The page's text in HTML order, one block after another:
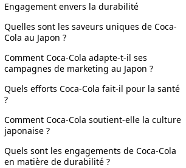
Engagement envers la durabilité
Quelles sont les saveurs uniques de Coca-
Cola au Japon ?
Comment Coca-Cola adapte-t-il ses
campagnes de marketing au Japon ?
Quels efforts Coca-Cola fait-il pour la santé
?
Comment Coca-Cola soutient-elle la culture
japonaise ?
Quels sont les engagements de Coca-Cola
en matière de durabilité ?